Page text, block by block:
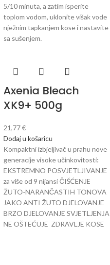
5/10 minuta, a zatim isperite
toplom vodom, uklonite višak vode
nježnim tapkanjem kose i nastavite
sa sušenjem.
Axenia Bleach
XK9+ 500g
21,77€
Dodaj u košaricu
Kompaktni izbjeljivač u prahu nove
generacije visoke učinkovitosti:
EKSTREMNO POSVJETLJIVANJE
za više od 9 nijansi ČIŠĆENJE
ŽUTO-NARANČASTIH TONOVA
JAKO ANTI ŽUTO DJELOVANJE
BRZO DJELOVANJE SVJETLJENJA
NE OŠTEĆUJE ZDRAVLJE KOSE